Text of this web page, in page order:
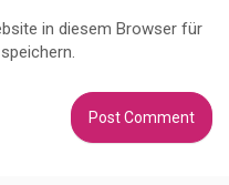
in diesem Browser für